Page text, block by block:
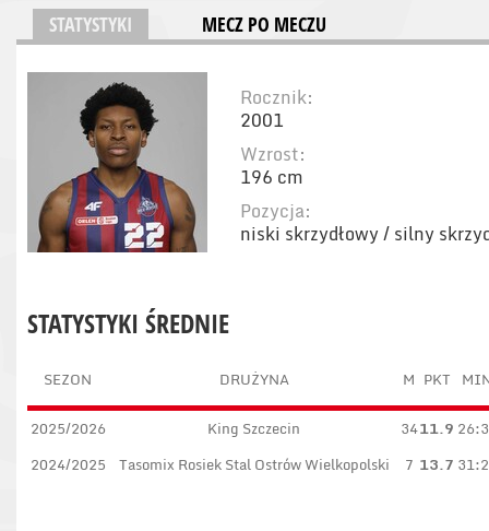
STATYSTYKI MECZ PO MECZU
Rocznik:
2001
Wzrost:
196 cm
Pozycja:
niski skrzydłowy / silny
STATYSTYKI ŚREDNIE
SEZON DRUŻYNA M PKT
2025/2026 King Szczecin 3411.9
2024/2025 Tasomix Rosiek Stal Ostrów Wielkopolski 7 13.7